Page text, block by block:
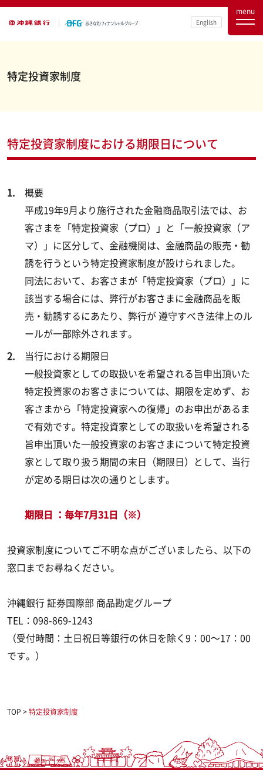
English
menu
特定投資家制度
特定投資家制度における期限日について
概要
平成19年9月より施行された金融商品取引法では、お
客さまを「特定投資家（プロ）」と「一般投資家（ア
マ）」に区分して、金融機関は、金融商品の販売・勧
誘を行うという特定投資家制度が設けられました。
同法において、お客さまが「特定投資家（プロ）」に
該当する場合には、弊行がお客さまに金融商品を販
売・勧誘するにあたり、弊行が 遵守すべき法律上のル
ールが一部除外されます。
当行における期限日
一般投資家としての取扱いを希望される旨申出頂いた
特定投資家のお客さまについては、期限を定めず、お
客さまから「特定投資家への復帰」のお申出があるま
で有効です。特定投資家としての取扱いを希望される
旨申出頂いた一般投資家のお客さまについて特定投資
家として取り扱う期間の末日（期限日）として、当行
が定める期日は次の通りとします。
期限日 ：毎年7月31日（※）
投資家制度についてご不明な点がございましたら、以下の
窓口までお尋ねください。
沖縄銀行 証券国際部 商品勘定グループ
TEL：098-869-1243
（受付時間：土日祝日等銀行の休日を除く9：00～17：00
です。）
TOP >特定投資家制度